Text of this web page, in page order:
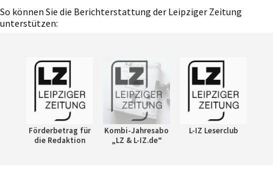
So können Sie die Berichterstattung der Leipziger Zeitung
unterstützen:
Förderbetrag für
die Redaktion
Kombi-Jahresabo
„LZ & L-IZ.de“
L-IZ Leserclub